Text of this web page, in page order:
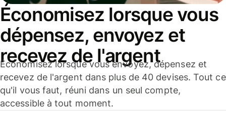
Économisez lorsque vous
dépensez, envoyez et
recevez de l'argent
Économisez lorsque vous envoyez, dépensez et
recevez de l'argent dans plus de 40 devises. Tout ce
qu'il vous faut, réuni dans un seul compte,
accessible à tout moment.